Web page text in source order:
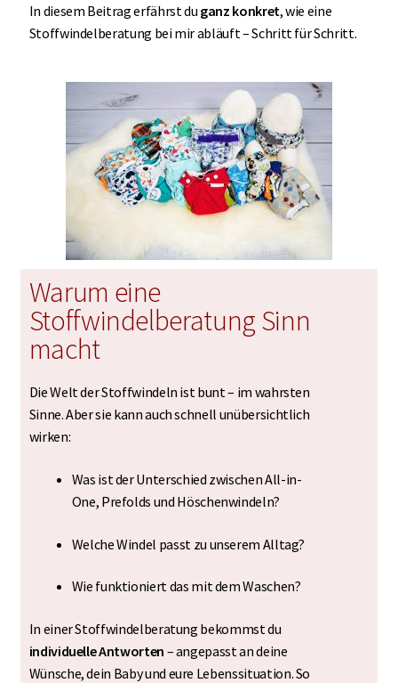
In diesem Beitrag erfährst du ganz konkret, wie eine
Stoffwindelberatung bei mir abläuft – Schritt für Schritt.
Warum eine
Stoffwindelberatung Sinn
macht
Die Welt der Stoffwindeln ist bunt – im wahrsten
Sinne. Aber sie kann auch schnell unübersichtlich
wirken:
Was ist der Unterschied zwischen All-in-
One, Prefolds und Höschenwindeln?
Welche Windel passt zu unserem Alltag?
Wie funktioniert das mit dem Waschen?
In einer Stoffwindelberatung bekommst du
individuelle Antworten – angepasst an deine
Wünsche, dein Baby und eure Lebenssituation. So